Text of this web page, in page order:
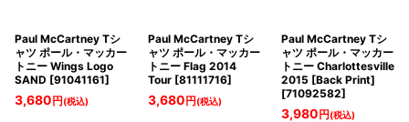
Paul McCartney Tシ
ャツ ポール・マッカー
トニー Wings Logo
SAND [91041161]
3,680円(税込)
Paul McCartney Tシ
ャツ ポール・マッカー
トニー Flag 2014
Tour [81111716]
3,680円(税込)
Paul McCartney Tシ
ャツ ポール・マッカー
トニー Charlottesville
2015 [Back Print]
[71092582]
3,980円(税込)